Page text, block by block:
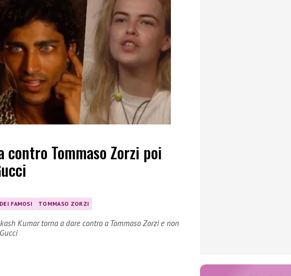
contro Tommaso Zorzi poi
FAMOSI TOMMASO ZORZI
Kumar torna a dare contro a Tommaso Zorzi e non